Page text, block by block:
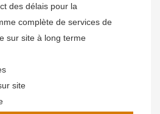
des délais pour la
complète de services de
sur site à long terme
site